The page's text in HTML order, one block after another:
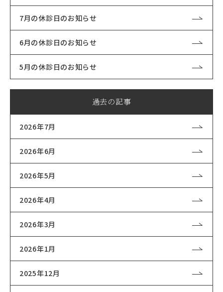
7月の休診日のお知らせ
6月の休診日のお知らせ
5月の休診日のお知らせ
過去の記事
2026年7月
2026年6月
2026年5月
2026年4月
2026年3月
2026年1月
2025年12月